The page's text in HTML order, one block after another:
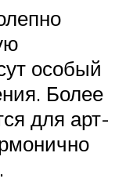
особый
Более
для арт-